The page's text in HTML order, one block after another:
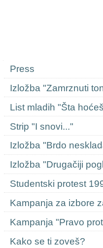
Press
Izložba "Zamrznuti
List mladih "Šta
Strip "I snovi..."
Izložba "Brdo
Izložba "Drugačiji
Studentski protest
Kampanja za izbore
Kampanja "Pravo
Kako se ti zoveš?